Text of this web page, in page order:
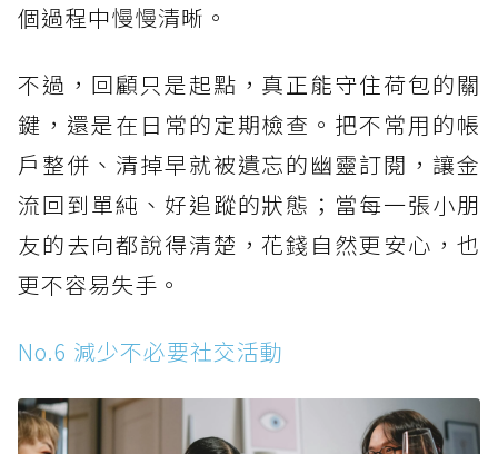
個過程中慢慢清晰。
不過，回顧只是起點，真正能守住荷包的關
鍵，還是在日常的定期檢查。把不常用的帳
戶整併、清掉早就被遺忘的幽靈訂閱，讓金
流回到單純、好追蹤的狀態；當每一張小朋
友的去向都說得清楚，花錢自然更安心，也
更不容易失手。
No.6 減少不必要社交活動